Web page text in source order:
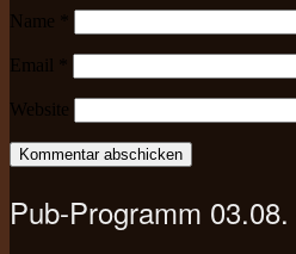
Name
Email
Website
Pub-Programm